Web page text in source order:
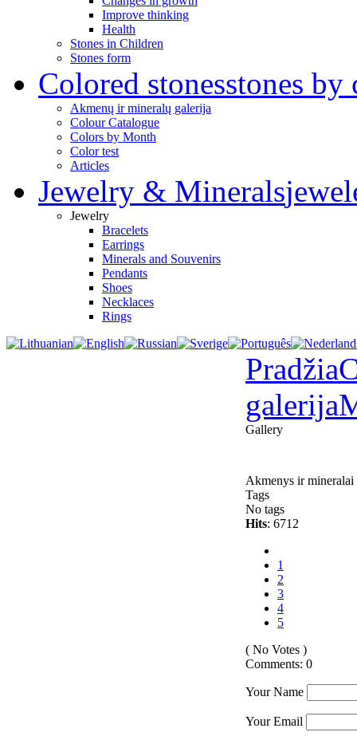
Improve thinking
Health
Stones in Children
Stones form
Colored stonesstones by
Akmenų ir mineralų galerija
Colour Catalogue
Colors by Month
Color test
Articles
Jewelry & Minerals
Jewelry
Bracelets
Earrings
Minerals and Souvenirs
Pendants
Shoes
Necklaces
Rings
Pradžia
galerija
Gallery
Akmenys ir mineralai
Tags
No tags
Hits: 6712
1
2
3
4
5
( No Votes )
Comments: 0
Your Name
Your Email